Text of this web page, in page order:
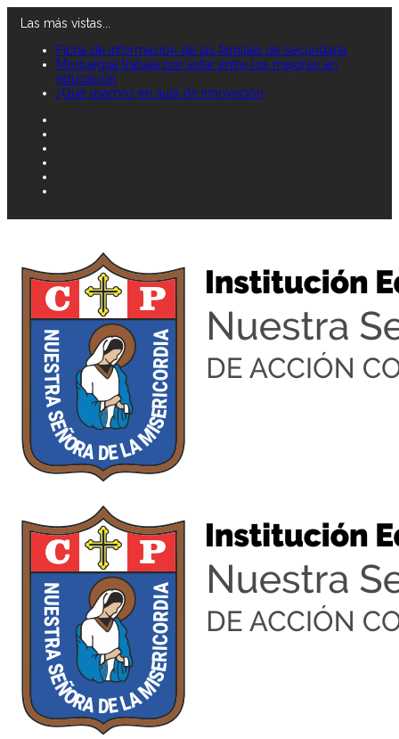
Las más vistas...
Ficha de información de las familias de secundaria
Moquegua trabaja por estar entre los mejores en
educación
¿Qué usamos en aula de innovación